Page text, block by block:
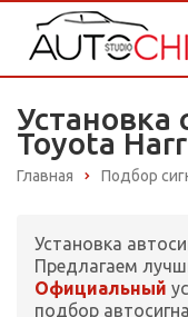
Установка
Toyota
Главная Подбор
Установка
Предлагаем
Официальный
подбор